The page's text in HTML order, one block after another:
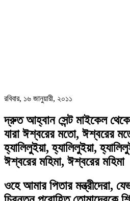
রবিবার, ১৬ জানুয়ারী, ২০১১
দ্রুত আহ্বান সেন্ট মাইকেল থেকে
যারা ঈশ্বরের মতো, ঈশ্বরের
হ্যালিলুইয়া, হ্যালিলুইয়া,
ঈশ্বরের মহিমা, ঈশ্বরের মহিমা
ওহে আমার পিতার মন্ত্রীদেরা,